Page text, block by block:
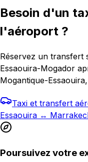
Besoin d'un
l'aéroport ?
Réservez un
Essaouira-Mogador
Mogantique-
Taxi et transfert
Essaouira ↔
Poursuivez votre